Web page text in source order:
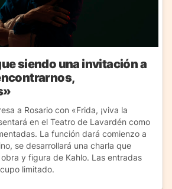
siendo una invitación a
a Rosario con «Frida, ¡viva la
en el Teatro de Lavardén como
La función dará comienzo a
se desarrollará una charla que
y figura de Kahlo. Las entradas
limitado.